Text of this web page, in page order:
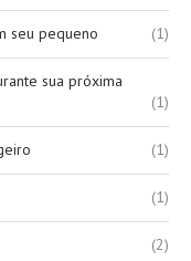
seu pequeno (1)
sua próxima
(1)
(1)
(1)
(2)